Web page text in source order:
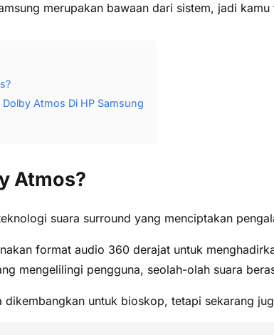
merupakan bawaan dari sistem, jadi
Atmos Di HP Samsung
Atmos?
suara surround yang menciptakan
format audio 360 derajat untuk
mengelilingi pengguna, seolah-olah suara
dikembangkan untuk bioskop, tetapi sekarang